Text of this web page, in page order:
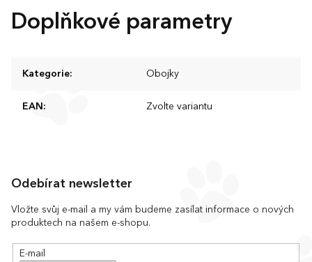
Doplňkové parametry
Kategorie: Obojky
EAN : Zvolte variantu
Odebírat newsletter
Vložte svůj e-mail a my vám budeme zasílat informace o nových
produktech na našem e-shopu.
E-mail